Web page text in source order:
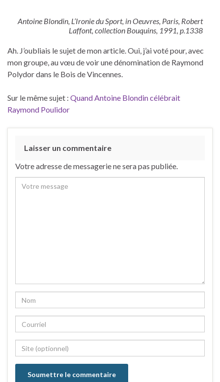
Antoine Blondin, L’Ironie du Sport, in Oeuvres, Paris, Robert
Laffont, collection Bouquins, 1991, p.1338
Ah. J’oubliais le sujet de mon article. Oui, j’ai voté pour, avec
mon groupe, au vœu de voir une dénomination de Raymond
Polydor dans le Bois de Vincennes.
Sur le même sujet : Quand Antoine Blondin célébrait
Raymond Poulidor
Laisser un commentaire
Votre adresse de messagerie ne sera pas publiée.